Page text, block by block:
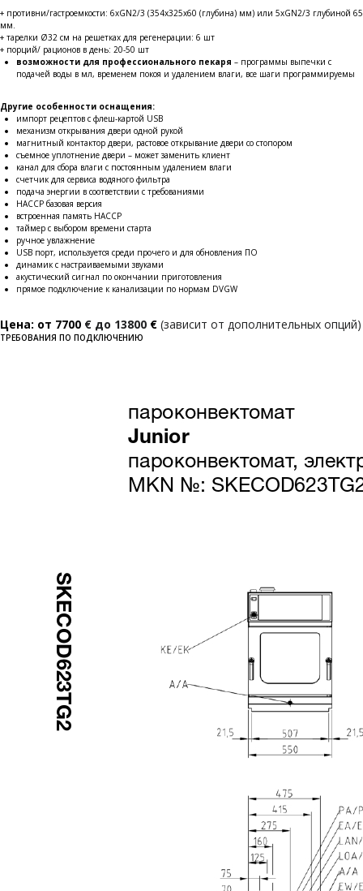
+ противни/гастроемкости: 6xGN2/3 (354х325х60 (глубина) мм) или 5xGN2/3 глубиной 65
мм.
+ тарелки Ø32 см на решетках для регенерации: 6 шт
+ порций/ рационов в день: 20-50 шт
возможности для профессионального пекаря – программы выпечки с
подачей воды в мл, временем покоя и удалением влаги, все шаги программируемы
Другие особенности оснащения:
импорт рецептов с флеш-картой USB
механизм открывания двери одной рукой
магнитный контактор двери, растовое открывание двери со стопором
съемное уплотнение двери – может заменить клиент
канал для сбора влаги с постоянным удалением влаги
счетчик для сервиса водяного фильтра
подача энергии в соответствии с требованиями
НАССР базовая версия
встроенная память НАССР
таймер с выбором времени старта
ручное увлажнение
USB порт, используется среди прочего и для обновления ПО
динамик с настраиваемыми звуками
акустический сигнал по окончании приготовления
прямое подключение к канализации по нормам DVGW
Цена: от 7700 € до 13800 € (зависит от дополнительных опций)
ТРЕБОВАНИЯ ПО ПОДКЛЮЧЕНИЮ